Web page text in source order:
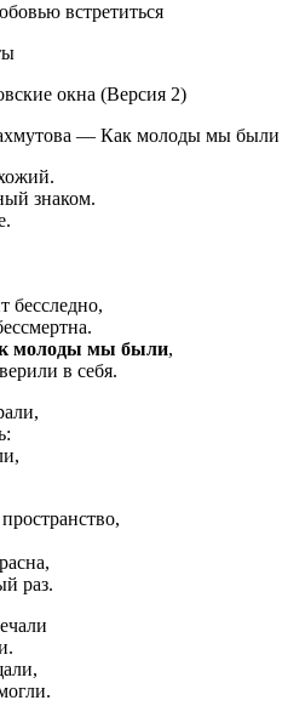
встретиться
окна (Версия 2)
— Как молоды мы были
знаком.
бесследно,
молоды мы были,
в себя.
раз.